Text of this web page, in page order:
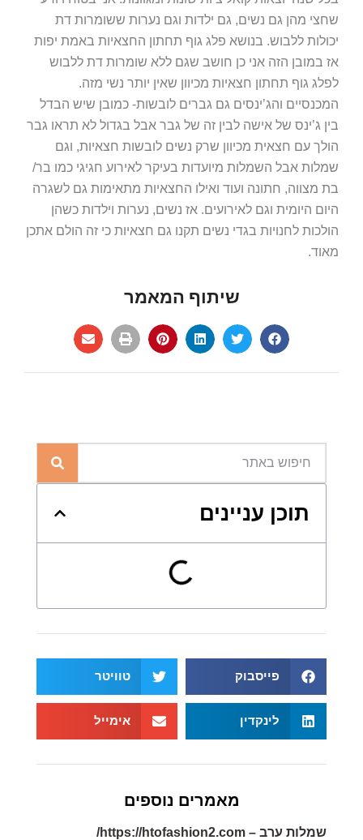
שחצי מהן גם נשים, גם ילדות וגם נערות ששומרות דת
יכולות ללבוש. בנושא פלג גוף תחתון החצאיות באמת יפות
אז במובן הזה אני כן חושב שגם ללא שומרות דת ללבוש
לפלג גוף תחתון חצאיות מכיוון שאין יותר נשי מזה.
המכנסיים והג’ינסים גם גברים לובשות- כמובן שיש הבדל
בין ג’ינס של אישה לבין זה של גבר אבל בגדול לא תראו גבר
הולך עם חצאית מכיוון שרק נשים לובשות חצאיות, וגם
שמלות אבל השמלות מיועדות בעיקר לאירוע חגיגי כמו בר/
בת מצווה, חתונה ועוד ואילו החצאיות מתאימות גם לשגרה
היום היומית וגם לאירועים. אז נשים, נערות וילדות כשהן
הולכות לחנויות בגדי נשים תקנו גם חצאיות כי זה הולם אתכן
מאוד.
שיתוף המאמר
תוכן עניינים
פייסבוק טוויטר
לינקדין אימייל
מאמרים נוספים
שמלות ערב – https://htofashion2.com/